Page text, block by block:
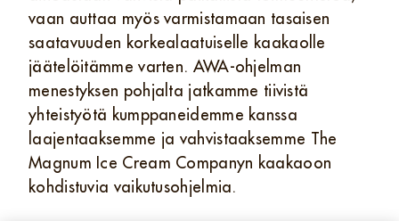
vaan auttaa myös varmistamaan tasaisen
saatavuuden korkealaatuiselle kaakaolle
jäätelöitämme varten. AWA‑ohjelman
menestyksen pohjalta jatkamme tiivistä
yhteistyötä kumppaneidemme kanssa
laajentaaksemme ja vahvistaaksemme The
Magnum Ice Cream Companyn kaakaoon
kohdistuvia vaikutusohjelmia.